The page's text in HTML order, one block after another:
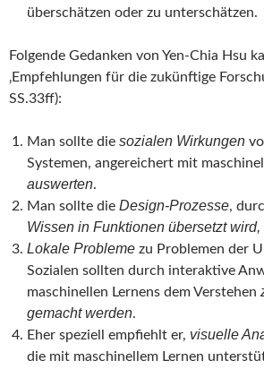
überschätzen oder zu unterschätzen.
Folgende Gedanken von Yen-Chia Hsu
‚Empfehlungen für die zukünftige
SS.33ff):
Man sollte die sozialen Wirkungen
Systemen, angereichert mit
auswerten.
Man sollte die Design-Prozesse,
Wissen in Funktionen übersetzt
Lokale Probleme zu Problemen der
Sozialen sollten durch interaktive
maschinellen Lernens dem Verstehen
gemacht werden.
Eher speziell empfiehlt er, visuelle
die mit maschinellem Lernen